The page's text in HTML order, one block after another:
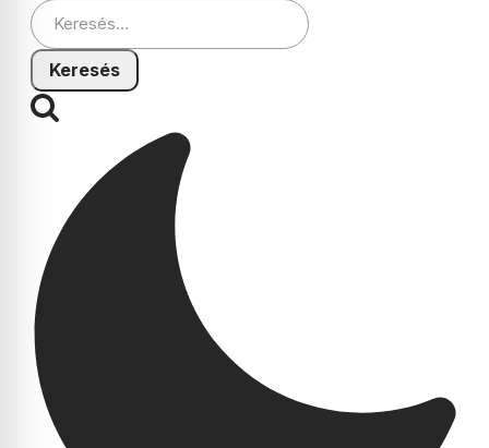
Keresés: